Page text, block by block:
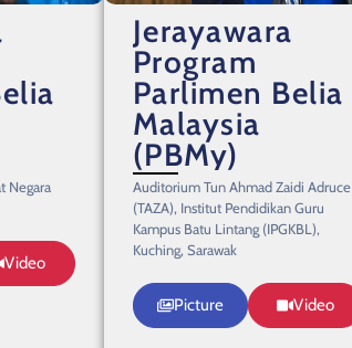
Negara
Video
Jerayawara
Program
Parlimen Belia
Malaysia
(PBMy)
Auditorium Tun Ahmad Zaidi Adruce
(TAZA), Institut Pendidikan Guru
Kampus Batu Lintang (IPGKBL),
Kuching, Sarawak
Picture Video